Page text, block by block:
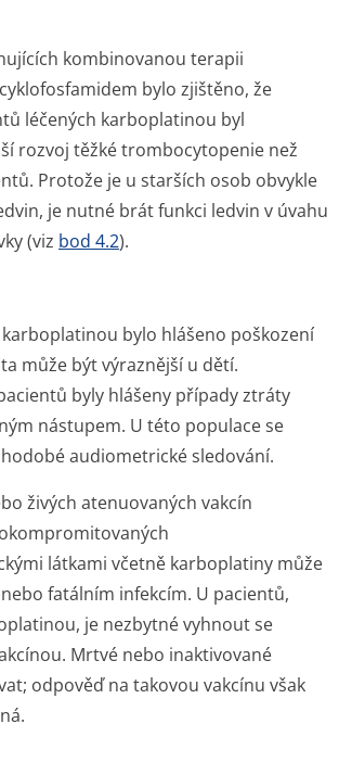
kombinovanou terapii
bylo zjištěno, že
léčených karboplatinou byl
rozvoj těžké trombocytopenie než
Protože je u starších osob obvykle
je nutné brát funkci ledvin v úvahu
(viz bod 4.2).
bylo hlášeno poškození
může být výraznější u dětí.
byly hlášeny případy ztráty
nástupem. U této populace se
audiometrické sledování.
živých atenuovaných vakcín
látkami včetně karboplatiny může
fatálním infekcím. U pacientů,
je nezbytné vyhnout se
Mrtvé nebo inaktivované
odpověď na takovou vakcínu však